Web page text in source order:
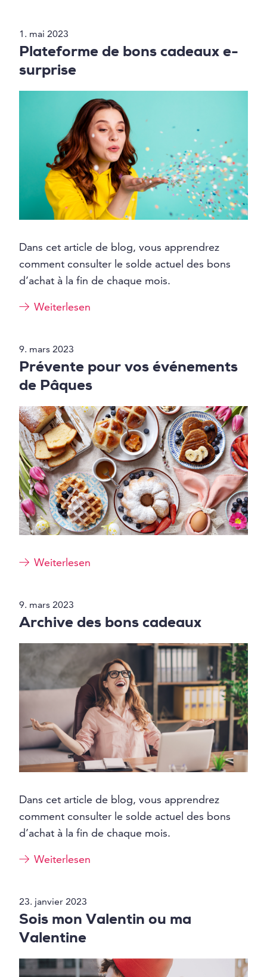
1. mai 2023
Plateforme de bons cadeaux e-
surprise
Dans cet article de blog, vous apprendrez
comment consulter le solde actuel des bons
d’achat à la fin de chaque mois.
Weiterlesen
9. mars 2023
Prévente pour vos événements
de Pâques
Weiterlesen
9. mars 2023
Archive des bons cadeaux
Dans cet article de blog, vous apprendrez
comment consulter le solde actuel des bons
d’achat à la fin de chaque mois.
Weiterlesen
23. janvier 2023
Sois mon Valentin ou ma
Valentine